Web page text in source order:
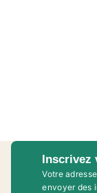
Inscrivez
Votre
envoyer des